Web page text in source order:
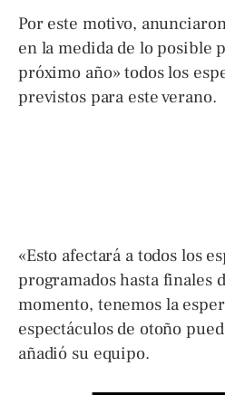
Por este motivo,
en la medida de lo posible
próximo año» todos los
previstos para este verano.
«Esto afectará a todos los
programados hasta finales
momento, tenemos la
espectáculos de otoño
añadió su equipo.